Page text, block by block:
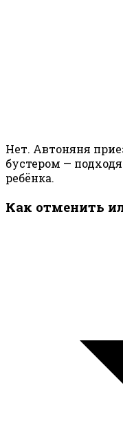
Нет. Автоняня
бустером —
ребёнка.
Как отменить